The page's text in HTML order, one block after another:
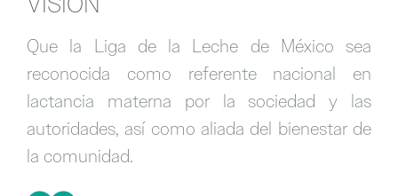
Que la Liga de la Leche de México sea
reconocida como referente nacional en
lactancia materna por la sociedad y las
autoridades, así como aliada del bienestar de
la comunidad.